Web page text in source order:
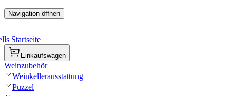
Navigation öffnen
Startseite
Einkaufswagen
Weinzubehör
Weinkellerausstattung
Puzzel